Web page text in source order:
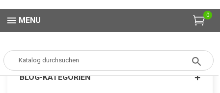
0
MENU
Popper MARKEN Poppers Quick Silver
BLOG-KATEGORIEN